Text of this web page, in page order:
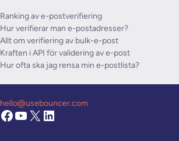
Ranking av e-postverifiering
Hur verifierar man e-postadresser?
Allt om verifiering av bulk-e-post
Kraften i API för validering av e-post
Hur ofta ska jag rensa min e-postlista?
hello@usebouncer.com